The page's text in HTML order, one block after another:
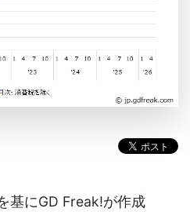
基にGD Freak!が作成